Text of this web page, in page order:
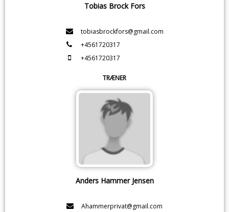
Tobias Brock Fors
tobiasbrockfors@gmail.com
+4561720317
+4561720317
TRÆNER
Anders Hammer Jensen
Ahammerprivat@gmail.com